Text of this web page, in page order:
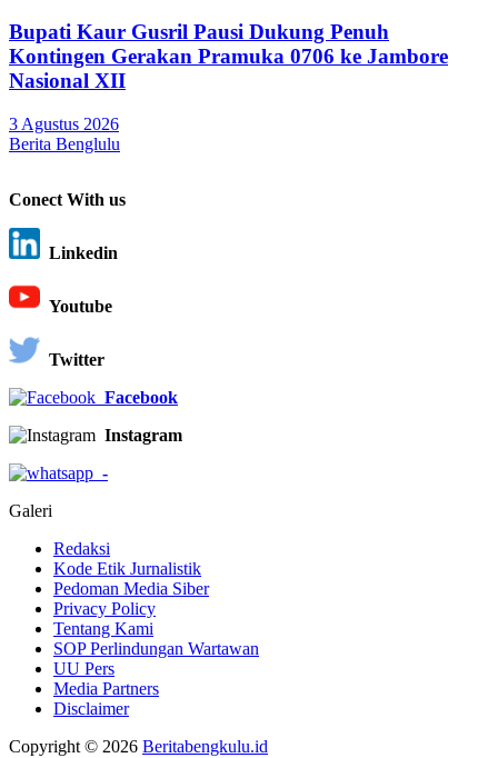
Bupati Kaur Gusril Pausi Dukung Penuh
Kontingen Gerakan Pramuka 0706 ke Jambore
Nasional XII
3 Agustus 2026
Berita Benglulu
Conect With us
Linkedin
Youtube
Twitter
Facebook
Instagram
-
Galeri
Redaksi
Kode Etik Jurnalistik
Pedoman Media Siber
Privacy Policy
Tentang Kami
SOP Perlindungan Wartawan
UU Pers
Media Partners
Disclaimer
Copyright © 2026 Beritabengkulu.id